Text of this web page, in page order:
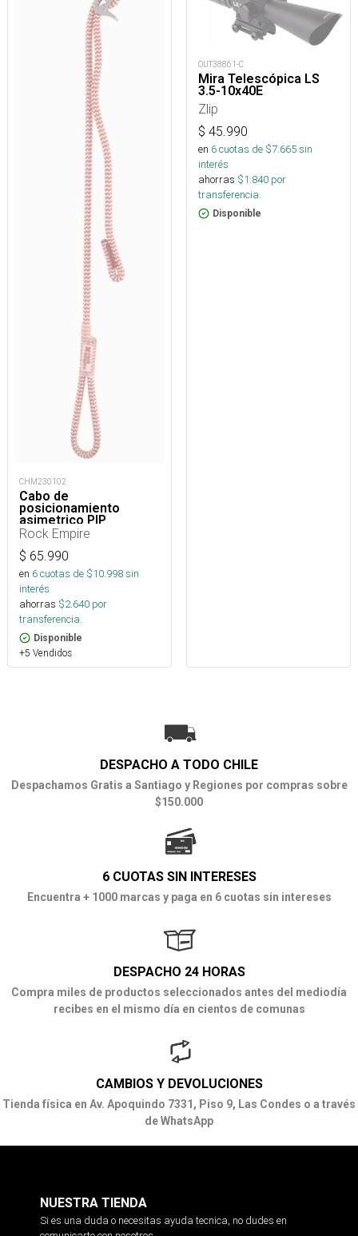
CHM230102
Cabo de
posicionamiento
asimetrico PIP
regulable 15 a 85 cm
Rock Empire
$ 65.990
en 6cuotas de $10.998sin
interés
ahorras $2.640 por
transferencia.
Disponible
+5 Vendidos
OUT38861-C
Mira Telescópica LS
3.5-10x40E
Zlip
$ 45.990
en 6cuotas de $7.665sin
interés
ahorras $1.840 por
transferencia.
Disponible
DESPACHO A TODO CHILE
Despachamos Gratis a Santiago y Regiones por compras sobre
$150.000
6 CUOTAS SIN INTERESES
Encuentra + 1000 marcas y paga en 6 cuotas sin intereses
DESPACHO 24 HORAS
Compra miles de productos seleccionados antes del mediodía
recibes en el mismo día en cientos de comunas
CAMBIOS Y DEVOLUCIONES
Tienda física en Av. Apoquindo 7331, Piso 9, Las Condes o a través
de WhatsApp
NUESTRA TIENDA
Si es una duda o necesitas ayuda tecnica, no dudes en